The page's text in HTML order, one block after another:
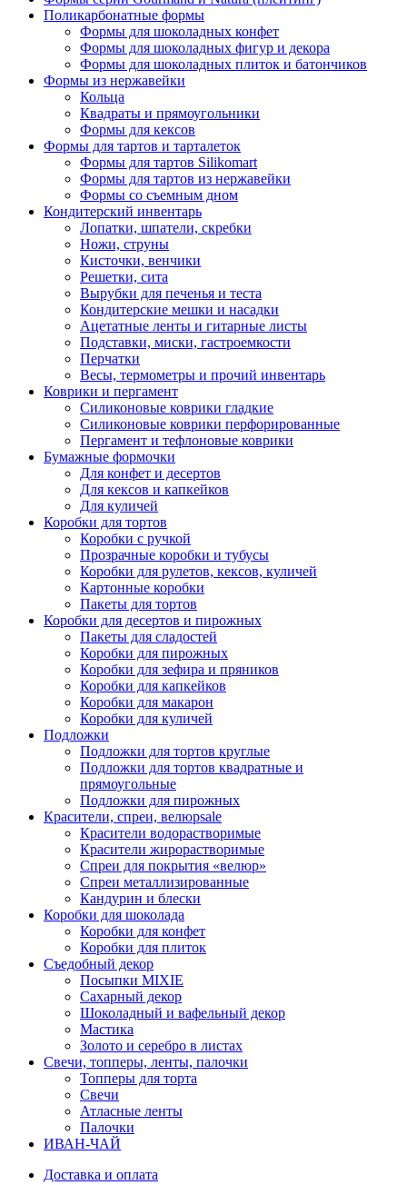
Поликарбонатные формы
Формы для шоколадных конфет
Формы для шоколадных фигур и декора
Формы для шоколадных плиток и батончиков
Формы из нержавейки
Кольца
Квадраты и прямоугольники
Формы для кексов
Формы для тартов и тарталеток
Формы для тартов Silikomart
Формы для тартов из нержавейки
Формы со съемным дном
Кондитерский инвентарь
Лопатки, шпатели, скребки
Ножи, струны
Кисточки, венчики
Решетки, сита
Вырубки для печенья и теста
Кондитерские мешки и насадки
Ацетатные ленты и гитарные листы
Подставки, миски, гастроемкости
Перчатки
Весы, термометры и прочий инвентарь
Коврики и пергамент
Силиконовые коврики гладкие
Силиконовые коврики перфорированные
Пергамент и тефлоновые коврики
Бумажные формочки
Для конфет и десертов
Для кексов и капкейков
Для куличей
Коробки для тортов
Коробки с ручкой
Прозрачные коробки и тубусы
Коробки для рулетов, кексов, куличей
Картонные коробки
Пакеты для тортов
Коробки для десертов и пирожных
Пакеты для сладостей
Коробки для пирожных
Коробки для зефира и пряников
Коробки для капкейков
Коробки для макарон
Коробки для куличей
Подложки
Подложки для тортов круглые
Подложки для тортов квадратные и
прямоугольные
Подложки для пирожных
Красители, спреи, велюрsale
Красители водорастворимые
Красители жирорастворимые
Спреи для покрытия «велюр»
Спреи металлизированные
Кандурин и блески
Коробки для шоколада
Коробки для конфет
Коробки для плиток
Съедобный декор
Посыпки MIXIE
Сахарный декор
Шоколадный и вафельный декор
Мастика
Золото и серебро в листах
Свечи, топперы, ленты, палочки
Топперы для торта
Свечи
Атласные ленты
Палочки
ИВАН-ЧАЙ
Доставка и оплата